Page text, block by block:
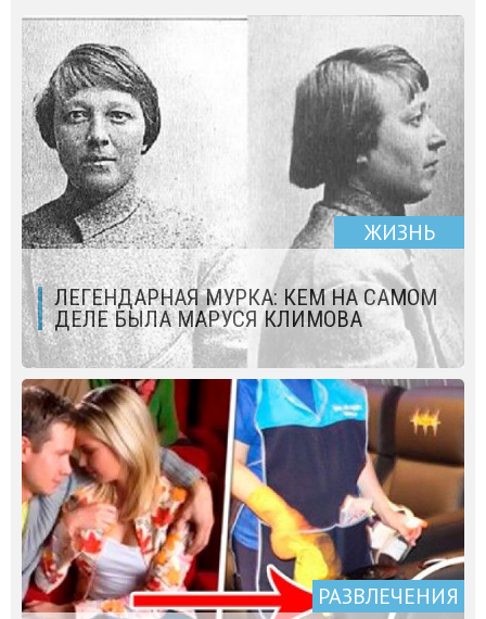
ЖИЗНЬ
ЛЕГЕНДАРНАЯ МУРКА: КЕМ НА САМОМ
ДЕЛЕ БЫЛА МАРУСЯ КЛИМОВА
РАЗВЛЕЧЕНИЯ